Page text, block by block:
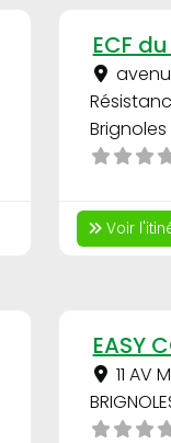
ECF
Brignoles
Voir
EASY
11 AV